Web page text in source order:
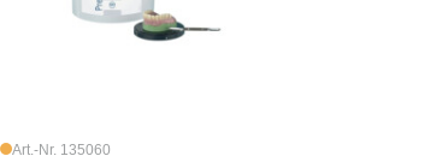
Art.-Nr. 135060